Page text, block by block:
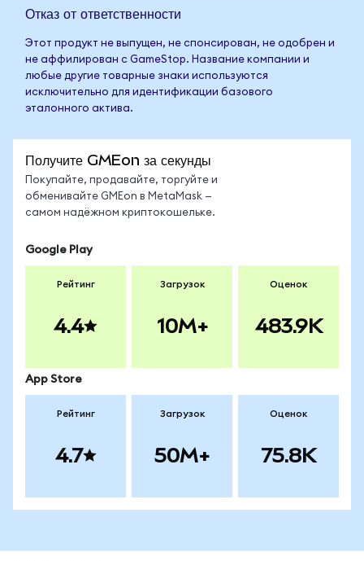
Отказ от ответственности
Этот продукт не выпущен, не спонсирован, не одобрен и
не аффилирован с GameStop. Название компании и
любые другие товарные знаки используются
исключительно для идентификации базового
эталонного актива.
Получите GMEon за секунды
Покупайте, продавайте, торгуйте и
обменивайте GMEon в MetaMask —
самом надёжном криптокошельке.
Google Play
Рейтинг
4.4
Загрузок
10M+
Оценок
483.9K
App Store
Рейтинг
4.7
Загрузок
50M+
Оценок
75.8K